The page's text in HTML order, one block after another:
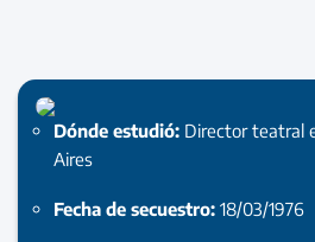
Dónde estudió: Director teatral
Aires
Fecha de secuestro: 18/03/1976